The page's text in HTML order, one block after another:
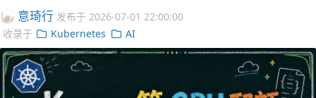
意琦行 发布于 2026-07-01 22:00:00
收录于
Kubernetes AI